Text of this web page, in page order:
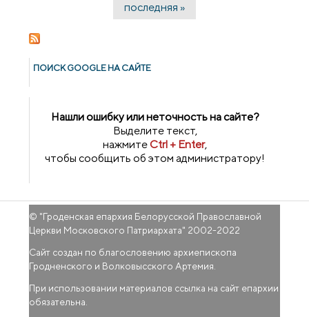
последняя »
ПОИСК GOОGLE НА САЙТЕ
Нашли ошибку или неточность на сайте?
Выделите текст,
нажмитеCtrl + Enter,
чтобы сообщить об этом администратору!
© "Гроденская епархия Белорусской Православной
Церкви Московского Патриархата" 2002-2022
Сайт создан по благословению архиепископа
Гродненского и Волковысского Артемия.
При использовании материалов ссылка на сайт епархии
обязательна.